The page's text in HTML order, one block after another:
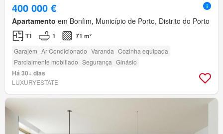
400 000 €
Apartamento em Bonfim, Município de Porto, Distrito do Porto
T1 1 71 m²
Garajem Ar Condicionado Varanda Cozinha equipada
Parcialmente mobiliado Segurança Ginásio
Há 30+ dias
LUXURYESTATE